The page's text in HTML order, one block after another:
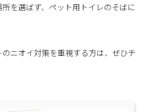
を選ばず、ペット用トイレのそばに
ニオイ対策を重視する方は、ぜひチ